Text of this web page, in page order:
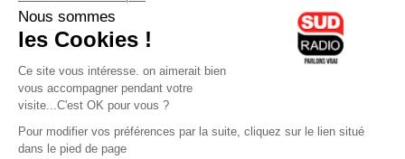
lyoncapitale.fr
olympique-et-lyonnais.com
L'application Iphone / Android
Téléchargez l'application